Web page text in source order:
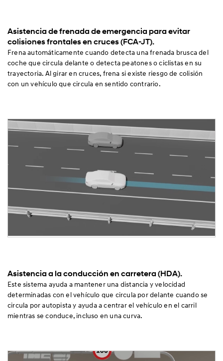
Asistencia de frenada de emergencia para evitar
colisiones frontales en cruces (FCA-JT).
Frena automáticamente cuando detecta una frenada brusca del
coche que circula delante o detecta peatones o ciclistas en su
trayectoria. Al girar en cruces, frena si existe riesgo de colisión
con un vehículo que circula en sentido contrario.
Asistencia a la conducción en carretera (HDA).
Este sistema ayuda a mantener una distancia y velocidad
determinadas con el vehículo que circula por delante cuando se
circula por autopista y ayuda a centrar el vehículo en el carril
mientras se conduce, incluso en una curva.